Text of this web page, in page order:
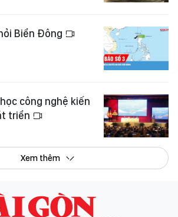
Biển Đông
công nghệ kiến
triển
Xem thêm